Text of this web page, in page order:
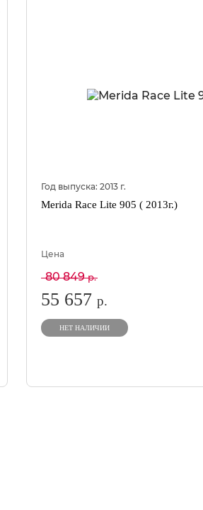
Год выпуска:2013 г.
Merida Race Lite 905 ( 2013г.)
Цена
80 849р.
55 657р.
НЕТ НАЛИЧИИ